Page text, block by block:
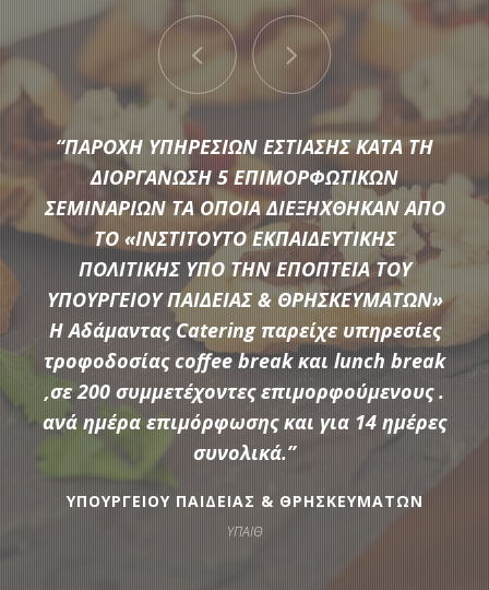
Μια μεγάλη ποικιλία από τις πιο σύγχρονες προτάσεις της
αγοράς συνθέτουν τον εξοπλισμό που διαθέτει η
Αδάμαντας Catering για να υποστηρίξουμε τις ξεχωριστές
ανάγκες κάθε εκδήλωσης.
ΠΕΡΙΣΣΟΤΕΡΑ
“ΠΑΡΟΧΗ ΥΠΗΡΕΣΙΩΝ ΕΣΤΙΑΣΗΣ ΚΑΤΑ ΤΗ
ΔΙΟΡΓΑΝΩΣΗ 5 ΕΠΙΜΟΡΦΩΤΙΚΩΝ
ΣΕΜΙΝΑΡΙΩΝ ΤΑ ΟΠΟΙΑ ΔΙΕΞΗΧΘΗΚΑΝ ΑΠΟ
ΤΟ «ΙΝΣΤΙΤΟΥΤΟ ΕΚΠΑΙΔΕΥΤΙΚΗΣ
ΠΟΛΙΤΙΚΗΣ ΥΠΟ ΤΗΝ ΕΠΟΠΤΕΙΑ ΤΟΥ
ΥΠΟΥΡΓΕΙΟΥ ΠΑΙΔΕΙΑΣ & ΘΡΗΣΚΕΥΜΑΤΩΝ»
Η Αδάμαντας Catering παρείχε υπηρεσίες
τροφοδοσίας coffee break και lunch break
,σε 200 συμμετέχοντες επιμορφούμενους .
ανά ημέρα επιμόρφωσης και για 14 ημέρες
συνολικά.”
ΥΠΟΥΡΓΕΙΟΥ ΠΑΙΔΕΙΑΣ & ΘΡΗΣΚΕΥΜΑΤΩΝ
ΥΠΑΙΘ